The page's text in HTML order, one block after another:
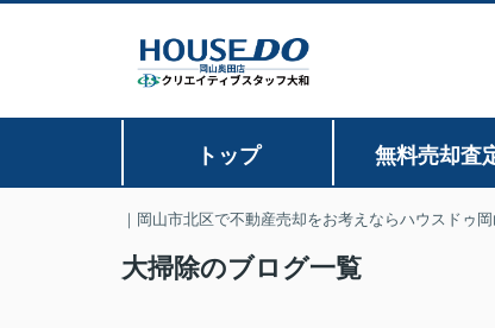
トップ 無料売却査
｜岡山市北区で不動産売却をお考えならハウスドゥ
大掃除のブログ一覧